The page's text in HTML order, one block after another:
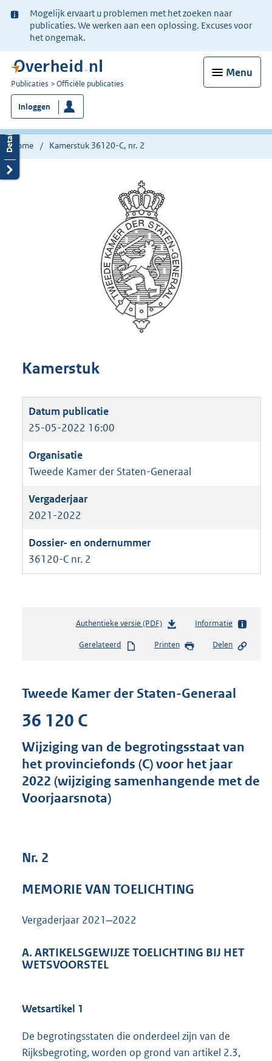
Ter
informatie:
Mogelijk ervaart u problemen met het zoeken naar
publicaties. We werken aan een oplossing. Excuses voor
het ongemak.
Menu
U
bent
nu
hier:
Publicaties Officiële publicaties
Inloggen
Home Kamerstuk 36120-C, nr. 2
Kamerstuk
25-05-2022 16:00
Tweede Kamer der Staten-Generaal
2021-2022
36120-C nr. 2
Authentieke versie (PDF)b
s
d
o
o
t
Informatie
Gerelateerd Printen Delen
Tweede Kamer der Staten-Generaal
36 120 C
Wijziging van de begrotingsstaat van
het provinciefonds (C) voor het jaar
2022 (wijziging samenhangende met de
Voorjaarsnota)
Nr. 2
MEMORIE VAN TOELICHTING
Vergaderjaar 2021‒2022
A. ARTIKELSGEWIJZE TOELICHTING BIJ HET
WETSVOORSTEL
Wetsartikel 1
De begrotingsstaten die onderdeel zijn van de
Rijksbegroting, worden op grond van artikel 2.3,